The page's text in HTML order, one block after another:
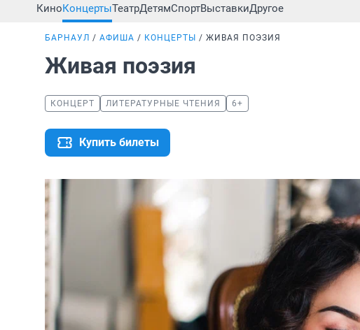
КиноКонцертыТеатрДетямСпортВыставкиДругое
БАРНАУЛ АФИША КОНЦЕРТЫ ЖИВАЯ ПОЭЗИЯ
Живая поэзия
КОНЦЕРТ ЛИТЕРАТУРНЫЕ ЧТЕНИЯ 6+
Купить билеты